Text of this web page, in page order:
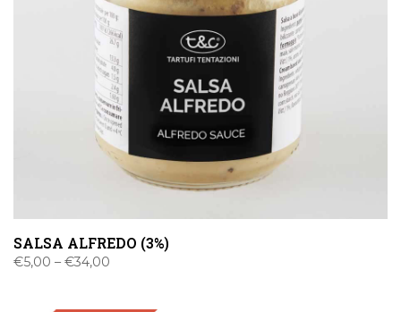
SALSA ALFREDO (3%)
€5,00 – €34,00